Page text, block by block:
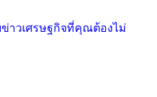
ข่าวเศรษฐกิจที่คุณต้องไม่